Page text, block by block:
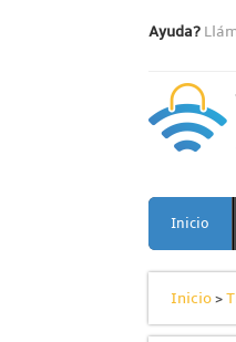
Ayuda?
Inicio
Inicio>